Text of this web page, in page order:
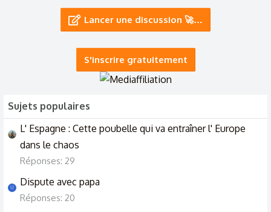
Le garçon de la fête
Lancer une discussion 🚀…
S'inscrire gratuitement
Sujets populaires
L' Espagne : Cette poubelle qui va entraîner l' Europe
dans le chaos
Réponses: 29
U Dispute avec papa
Réponses: 20